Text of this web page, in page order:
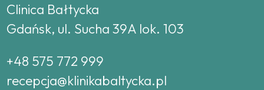
Clinica Bałtycka
Gdańsk, ul. Sucha 39A lok. 103
+48 575 772 999
recepcja@klinikabaltycka.pl